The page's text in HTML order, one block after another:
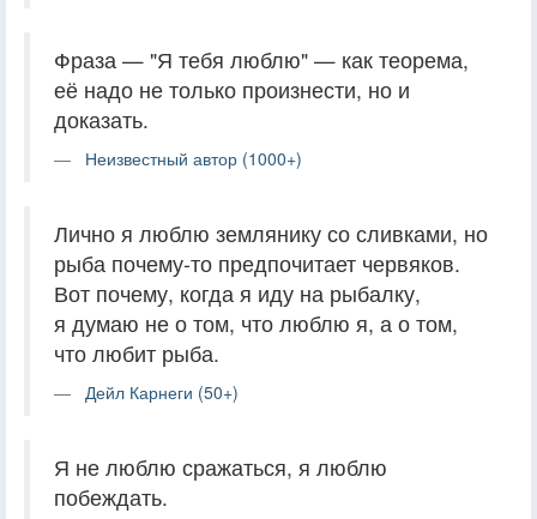
Фраза — "Я тебя люблю" — как теорема,
её надо не только произнести, но и
доказать.
Неизвестный автор (1000+)
Лично я люблю землянику со сливками, но
рыба почему-то предпочитает червяков.
Вот почему, когда я иду на рыбалку,
я думаю не о том, что люблю я, а о том,
что любит рыба.
Дейл Карнеги (50+)
Я не люблю сражаться, я люблю
побеждать.